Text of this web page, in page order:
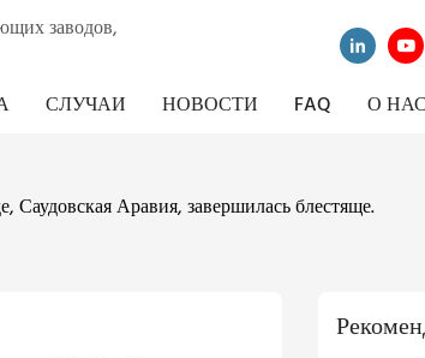
заводов,
СЛУЧАИ НОВОСТИ FAQ О НАС
Аравия, завершилась блестяще.